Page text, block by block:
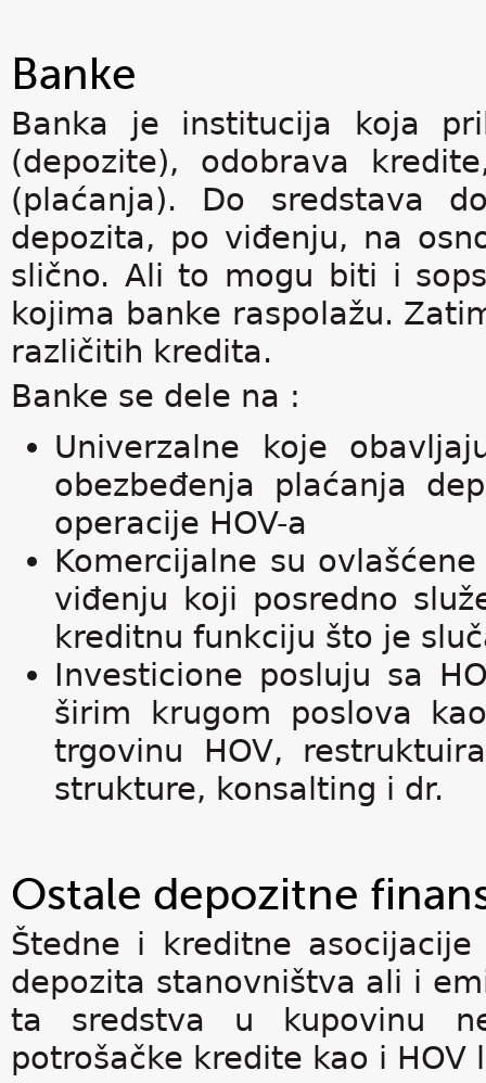
Banke
Banka je institucija koja
(depozite), odobrava
(plaćanja). Do sredstava
depozita, po viđenju, na
slično. Ali to mogu biti i
kojima banke raspolažu.
različitih kredita.
Banke se dele na :
Univerzalne koje
obezbeđenja plaćanja
operacije HOV-a
Komercijalne su
viđenju koji posredno
kreditnu funkciju što je
Investicione posluju sa
širim krugom poslova
trgovinu HOV,
strukture, konsalting i dr.
Ostale depozitne
Štedne i kreditne
depozita stanovništva ali i
ta sredstva u kupovinu
potrošačke kredite kao i